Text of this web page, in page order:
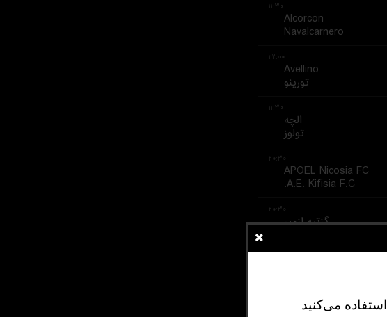
۱۱:۳۰
Alcorcon
Navalcarnero
۲۲:۰۰
Avellino
تورینو
۱۱:۳۰
الچه
تولوز
۲۰:۳۰
APOEL Nicosia FC
A.E. Kifisia F.C.
۲۰:۳۰
گزتپه ازمیر
استفاده می‌کنید